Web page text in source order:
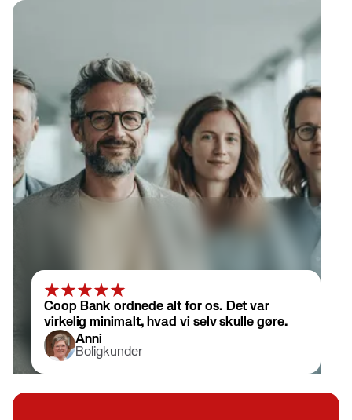
Coop Bank ordnede alt for os. Det var
virkelig minimalt, hvad vi selv skulle gøre.
Anni
Boligkunder